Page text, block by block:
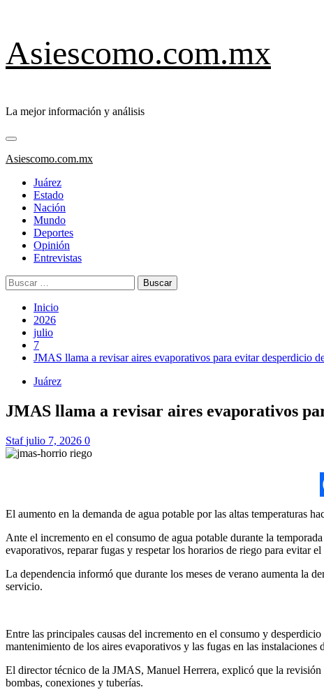
al
contenido
Asiescomo.com.mx
La mejor información y análisis
Menú
primario
Asiescomo.com.mx
Juárez
Estado
Nación
Mundo
Deportes
Opinión
Entrevistas
Buscar:
Inicio
2026
julio
7
JMAS llama a revisar aires evaporativos para evitar desperdicio
Juárez
JMAS llama a revisar aires evaporativos
Stafjulio 7, 2026 0
El aumento en la demanda de agua potable por las altas temperaturas
Ante el incremento en el consumo de agua potable durante la
evaporativos, reparar fugas y respetar los horarios de riego para evitar
La dependencia informó que durante los meses de verano aumenta la
servicio.
Entre las principales causas del incremento en el consumo y
mantenimiento de los aires evaporativos y las fugas en las instalaciones
El director técnico de la JMAS, Manuel Herrera, explicó que la
bombas, conexiones y tuberías.